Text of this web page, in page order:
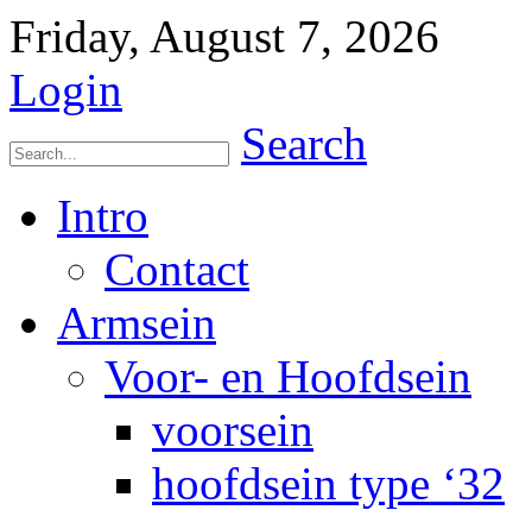
Friday, August 7, 2026
Login
Search
Intro
Contact
Armsein
Voor- en Hoofdsein
voorsein
hoofdsein type ‘32